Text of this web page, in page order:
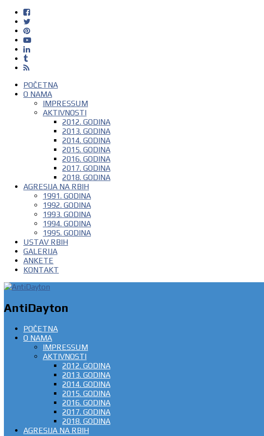
POČETNA
O NAMA
IMPRESSUM
AKTIVNOSTI
2012. GODINA
2013. GODINA
2014. GODINA
2015. GODINA
2016. GODINA
2017. GODINA
2018. GODINA
AGRESIJA NA RBIH
1991. GODINA
1992. GODINA
1993. GODINA
1994. GODINA
1995. GODINA
USTAV RBIH
GALERIJA
ANKETE
KONTAKT
AntiDayton
POČETNA
O NAMA
IMPRESSUM
AKTIVNOSTI
2012. GODINA
2013. GODINA
2014. GODINA
2015. GODINA
2016. GODINA
2017. GODINA
2018. GODINA
AGRESIJA NA RBIH